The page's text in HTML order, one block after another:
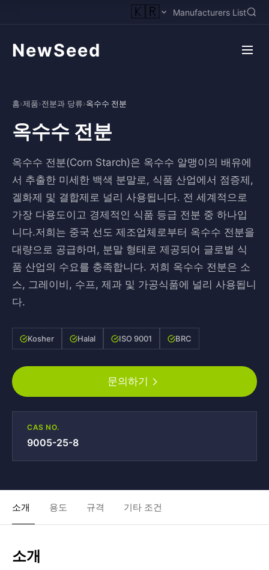
🇰🇷 Manufacturers List
NewSeed
홈›제품›전분과 당류›옥수수 전분
옥수수 전분
옥수수 전분(Corn Starch)은 옥수수 알맹이의 배유에
서 추출한 미세한 백색 분말로, 식품 산업에서 점증제,
겔화제 및 결합제로 널리 사용됩니다. 전 세계적으로
가장 다용도이고 경제적인 식품 등급 전분 중 하나입
니다.저희는 중국 선도 제조업체로부터 옥수수 전분을
대량으로 공급하며, 분말 형태로 제공되어 글로벌 식
품 산업의 수요를 충족합니다. 저희 옥수수 전분은 소
스, 그레이비, 수프, 제과 및 가공식품에 널리 사용됩니
다.
Kosher Halal ISO 9001 BRC
문의하기
CAS NO.
9005-25-8
소개 용도 규격 기타 조건
소개